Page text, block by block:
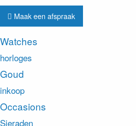
Maak een afspraak
Watches
horloges
Goud
inkoop
Occasions
Sieraden